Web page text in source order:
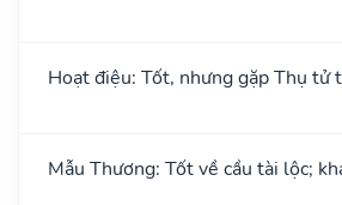
Hoạt điệu: Tốt, nhưng gặp Thụ tử
Mẫu Thương: Tốt về cầu tài lộc;